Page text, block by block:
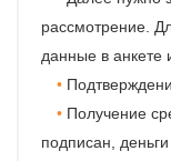
рассмотрение.
данные в анкете
Получение
подписан,